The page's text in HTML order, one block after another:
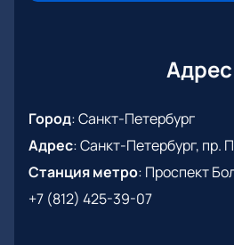
Адрес
Город:Санкт-Петербург
Адрес:Санкт-Петербург, пр.
Станция метро: Проспект
+7 (812) 425-39-07